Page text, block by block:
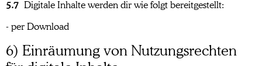
5.7 Digitale Inhalte werden dir wie folgt bereitgestellt:
- per Download
6) Einräumung von Nutzungsrechten